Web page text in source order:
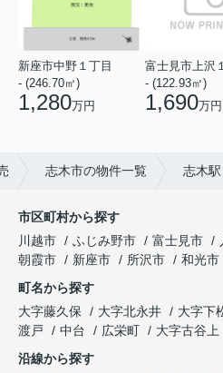
新座市中野１丁目
- (246.70㎡)
1,280万円
富士見市上沢
- (122.93㎡)
1,690万円
志木市の物件一覧 志木駅
市区町村から探す
川越市
ふじみ野市 富士見市
朝霞市
新座市 所沢市 和光市
町名から探す
大字藤久保
大字北永井 大字下
渡戸
中台 広栄町 大字古谷上
沿線から探す